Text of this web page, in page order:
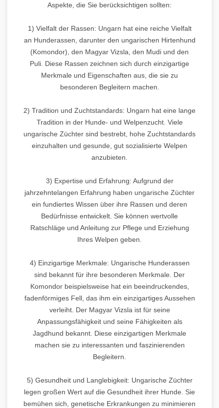
Aspekte, die Sie berücksichtigen sollten:
1) Vielfalt der Rassen: Ungarn hat eine reiche Vielfalt
an Hunderassen, darunter den ungarischen Hirtenhund
(Komondor), den Magyar Vizsla, den Mudi und den
Puli. Diese Rassen zeichnen sich durch einzigartige
Merkmale und Eigenschaften aus, die sie zu
besonderen Begleitern machen.
2) Tradition und Zuchtstandards: Ungarn hat eine lange
Tradition in der Hunde- und Welpenzucht. Viele
ungarische Züchter sind bestrebt, hohe Zuchtstandards
einzuhalten und gesunde, gut sozialisierte Welpen
anzubieten.
3) Expertise und Erfahrung: Aufgrund der
jahrzehntelangen Erfahrung haben ungarische Züchter
ein fundiertes Wissen über ihre Rassen und deren
Bedürfnisse entwickelt. Sie können wertvolle
Ratschläge und Anleitung zur Pflege und Erziehung
Ihres Welpen geben.
4) Einzigartige Merkmale: Ungarische Hunderassen
sind bekannt für ihre besonderen Merkmale. Der
Komondor beispielsweise hat ein beeindruckendes,
fadenförmiges Fell, das ihm ein einzigartiges Aussehen
verleiht. Der Magyar Vizsla ist für seine
Anpassungsfähigkeit und seine Fähigkeiten als
Jagdhund bekannt. Diese einzigartigen Merkmale
machen sie zu interessanten und faszinierenden
Begleitern.
5) Gesundheit und Langlebigkeit: Ungarische Züchter
legen großen Wert auf die Gesundheit ihrer Hunde. Sie
bemühen sich, genetische Erkrankungen zu minimieren